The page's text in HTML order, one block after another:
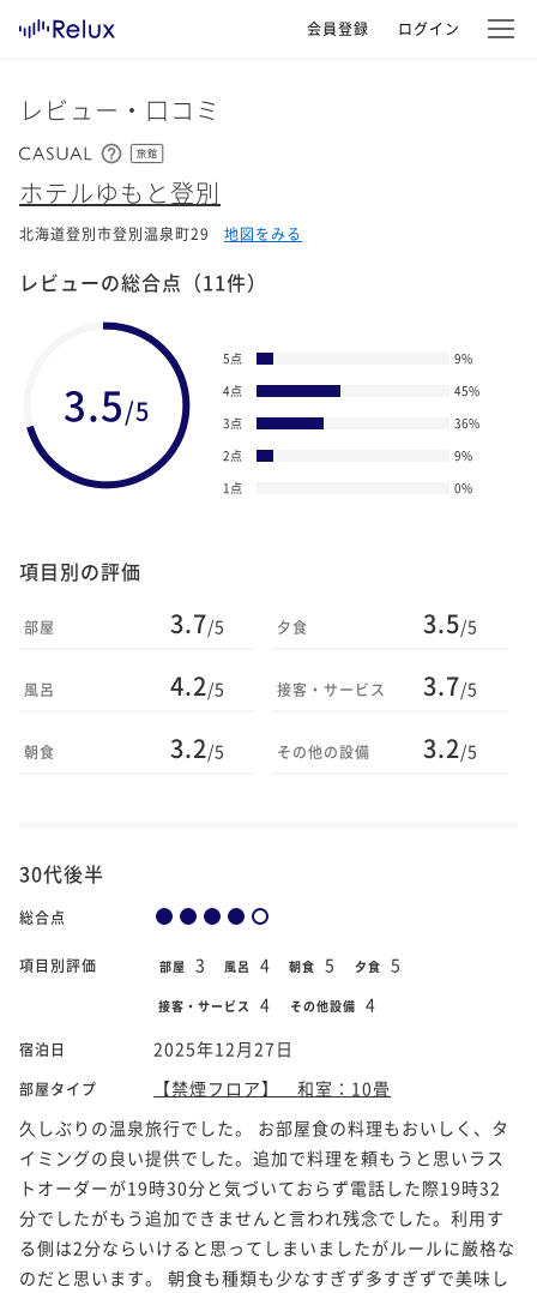
会員登録 ログイン
レビュー・口コミ
旅館
ホテルゆもと登別
北海道登別市登別温泉町29 地図をみる
レビューの総合点 （11件）
3.5/5
5点 9%
4点
45%
3点
36%
2点
9%
1点
0%
項目別の評価
部屋 3.7/5
風呂 4.2/5
朝食 3.2/5
夕食 3.5/5
接客・サービス 3.7/5
その他の設備 3.2/5
30代後半
総合点
項目別評価 部屋 3 風呂 4 朝食 5 夕食 5
接客・サービス 4 その他設備 4
宿泊日 2025年12月27日
部屋タイプ
【禁煙フロア】 和室：10畳
久しぶりの温泉旅行でした。 お部屋食の料理もおいしく、タ
イミングの良い提供でした。追加で料理を頼もうと思いラス
トオーダーが19時30分と気づいておらず電話した際19時32
分でしたがもう追加できませんと言われ残念でした。利用す
る側は2分ならいけると思ってしまいましたがルールに厳格な
のだと思います。 朝食も種類も少なすぎず多すぎずで美味し